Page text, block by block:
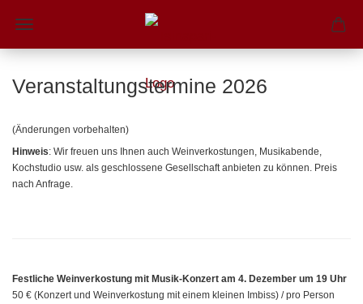
Veranstaltungstermine 2026
(Änderungen vorbehalten)
Hinweis: Wir freuen uns Ihnen auch Weinverkostungen, Musikabende,
Kochstudio usw. als geschlossene Gesellschaft anbieten zu können. Preis
nach Anfrage.
Festliche Weinverkostung mit Musik-Konzert am 4. Dezember um 19 U hr
50 € (Konzert und Weinverkostung mit einem kleinen Imbiss) / pro Person